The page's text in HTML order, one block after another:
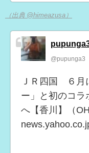
（出典 @himeazusa）
@pupunga3
ＪＲ四国 ６月
ー」と初のコラ
へ【香川】（